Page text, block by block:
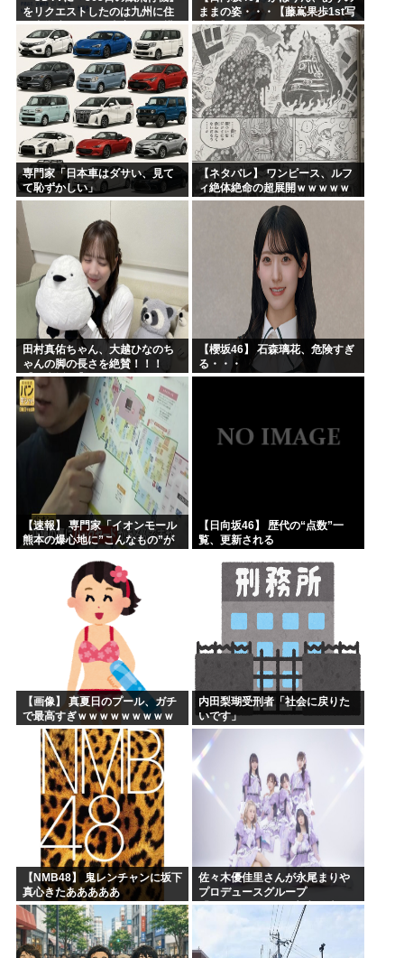
をリクエストしたのは九州に住
む中学生」←この事実って結構
デカいよな【AKB48】
ままの姿・・・【藤嶌果歩1st写
真集】
専門家「日本車はダサい、見て
て恥ずかしい」
【ネタバレ】 ワンピース、ルフ
ィ絶体絶命の超展開ｗｗｗｗｗ
ｗｗｗｗｗｗｗｗｗｗｗｗｗｗ
ｗｗｗｗｗｗｗｗｗｗｗｗｗｗ
ｗｗｗｗｗｗｗｗｗｗｗｗ...
田村真佑ちゃん、大越ひなのち
ゃんの脚の長さを絶賛！！！
【乃木坂46】
【櫻坂46】 石森璃花、危険すぎ
る・・・
【速報】 専門家「イオンモール
熊本の爆心地に”こんなもの”が
【日向坂46】 歴代の“点数”一
覧、更新される
【画像】 真夏日のプール、ガチ
で最高すぎｗｗｗｗｗｗｗｗｗ
内田梨瑚受刑者「社会に戻りた
いです」
【NMB48】 鬼レンチャンに坂下
真心きたあああああ
佐々木優佳里さんが永尾まりや
プロデュースグループ
「WASURENA」に加入発表！
現在のグループと兼任へ【元
AKB48ゆかるん・まりやぎ】